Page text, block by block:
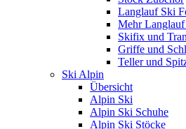
Langlauf Ski
Mehr
Skifix und
Griffe und
Teller und
Ski Alpin
Übersicht
Alpin Ski
Alpin Ski Schuhe
Alpin Ski Stöcke